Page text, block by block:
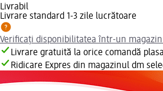
Livrabil
Livrare standard 1-3 zile lucrătoare
Verificați disponibilitatea într-un
Livrare gratuită la orice comandă
Ridicare Expres din magazinul dm